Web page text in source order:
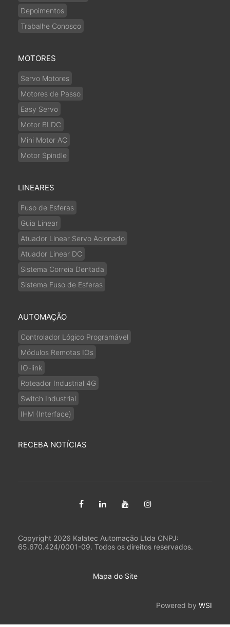
Depoimentos
Trabalhe Conosco
MOTORES
Servo Motores
Motores de Passo
Easy Servo
Motor BLDC
Mini Motor AC
Motor Spindle
LINEARES
Fuso de Esferas
Guia Linear
Atuador Linear Servo Acionado
Atuador Linear DC
Sistema Correia Dentada
Sistema Fuso de Esferas
AUTOMAÇÃO
Controlador Lógico Programável
Módulos Remotas IOs
IO-link
Roteador Industrial 4G
Switch Industrial
IHM (Interface)
RECEBA NOTÍCIAS
Copyright 2026 Kalatec Automação Ltda CNPJ:
65.670.424/0001-09. Todos os direitos reservados.
Mapa do Site
Powered by WSI